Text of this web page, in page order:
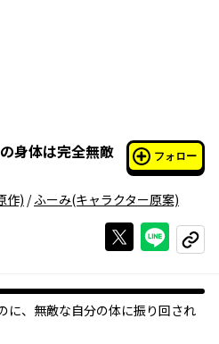
身体は完全無敵
フォロー
作) /ふーみ(キャラクター原案)
Xで投稿する
ライン
コピー
に、無敵な自分の体に振り回され